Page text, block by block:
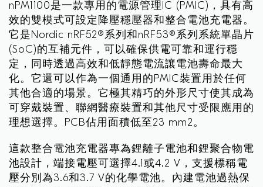
nPM1100是一款專用的電源管理IC (PMIC)，具有高
效的雙模式可設定降壓穩壓器和整合電池充電器。
它是Nordic nRF52®系列和nRF53®系列系統單晶片
(SoC)的互補元件，可以確保供電可靠和運行穩
定，同時透過高效和低靜態電流讓電池壽命最大
化。它還可以作為一個通用的PMIC裝置用於任何
其他合適的場景。它極其精巧的外形尺寸使其成為
可穿戴裝置、聯網醫療裝置和其他尺寸受限應用的
理想選擇。PCB佔用面積低至23 mm2。
這款整合電池充電器專為鋰離子電池和鋰聚合物電
池設計，端接電壓可選擇4.1或4.2 V，支援標稱電
壓分別為3.6和3.7 V的化學電池。內建電池過熱保